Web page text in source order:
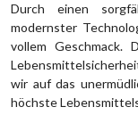
Durch einen
modernster
vollem Geschmack.
wir auf das
höchste